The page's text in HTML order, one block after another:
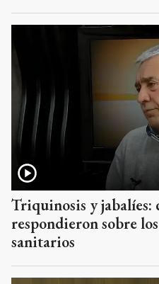
Triquinosis y jabalíes:
respondieron sobre
sanitarios